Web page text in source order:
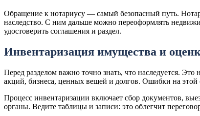
Обращение к нотариусу — самый безопасный путь.
наследство. С ним дальше можно переоформлять
удостоверить соглашения и раздел.
Инвентаризация имущества и
Перед разделом важно точно знать, что наследуется.
акций, бизнеса, ценных вещей и долгов. Ошибки на этой
Процесс инвентаризации включает сбор документов,
органы. Ведите таблицы и записи: это облегчит